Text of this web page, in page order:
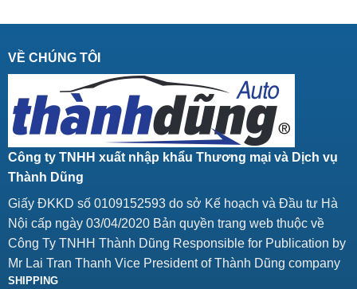
VỀ CHÚNG TÔI
Công ty TNHH xuất nhập khẩu Thương mại và Dịch vụ
Thành Dũng
Giấy ĐKKD số 0109152593 do sở Kế hoạch và Đầu tư Hà
Nội cấp ngày 03/04/2020 Bản quyền trang web thuộc về
Công Ty TNHH Thành Dũng Responsible for Publication by
Mr Lai Tran Thanh Vice President of Thành Dũng company
SHIPPING